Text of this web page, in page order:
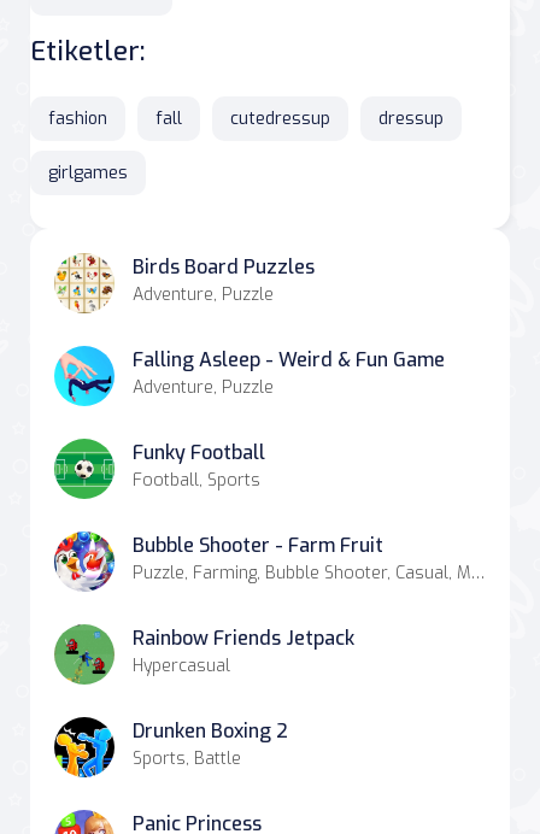
Etiketler:
fashion fall cutedressup dressup
girlgames
Birds Board Puzzles
Adventure, Puzzle
Falling Asleep - Weird & Fun Game
Adventure, Puzzle
Funky Football
Football, Sports
Bubble Shooter - Farm Fruit
Puzzle, Farming, Bubble Shooter, Casual, Match-3
Rainbow Friends Jetpack
Hypercasual
Drunken Boxing 2
Sports, Battle
Panic Princess